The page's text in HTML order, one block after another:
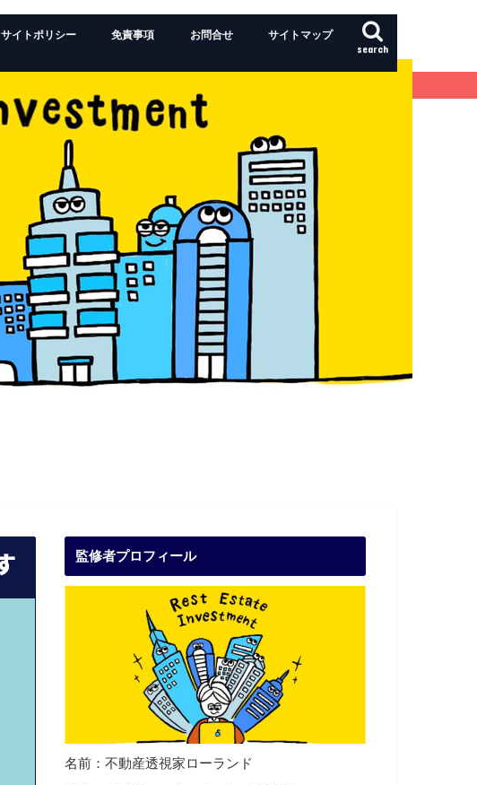
search
サイトポリシー 免責事項 お問合せ サイトマップ
監修者プロフィール
名前：不動産透視家ローランド